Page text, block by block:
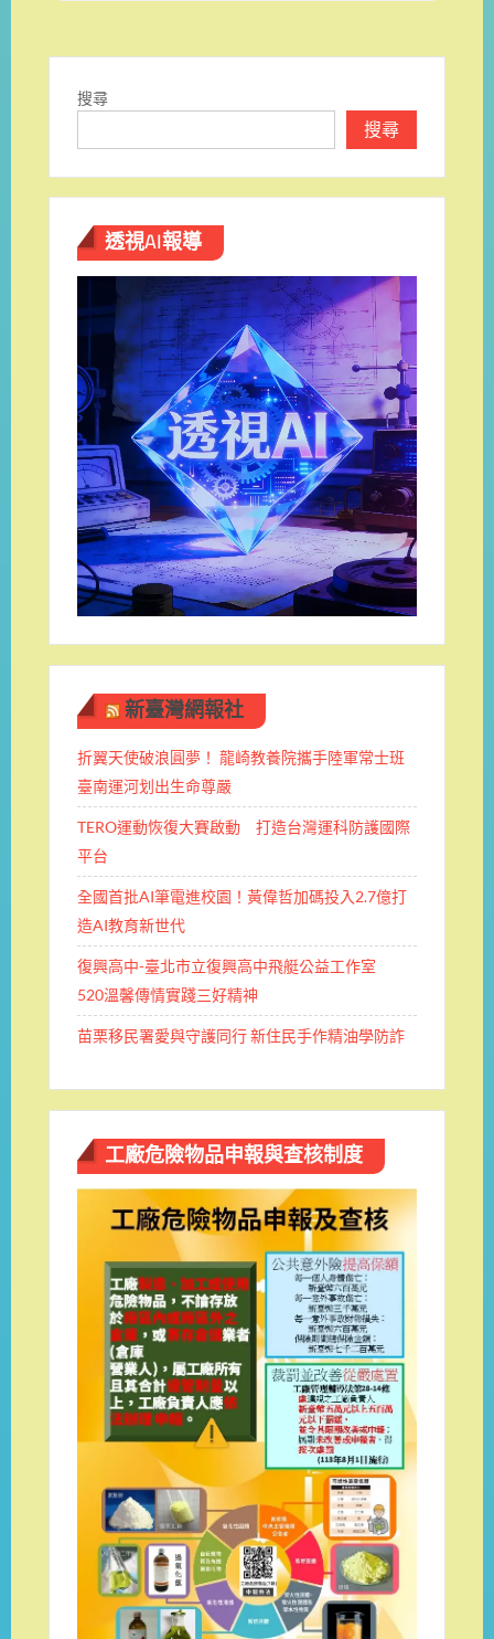
搜尋
搜尋
透視AI報導
新臺灣網報社
折翼天使破浪圓夢！ 龍崎教養院攜手陸軍常士班 ​
臺南運河划出生命尊嚴
TERO運動恢復大賽啟動 打造台灣運科防護國際
平台
全國首批AI筆電進校園！黃偉哲加碼投入2.7億打
造AI教育新世代
復興高中-臺北市立復興高中飛艇公益工作室
520溫馨傳情實踐三好精神
苗栗移民署愛與守護同行 新住民手作精油學防詐
工廠危險物品申報與查核制度